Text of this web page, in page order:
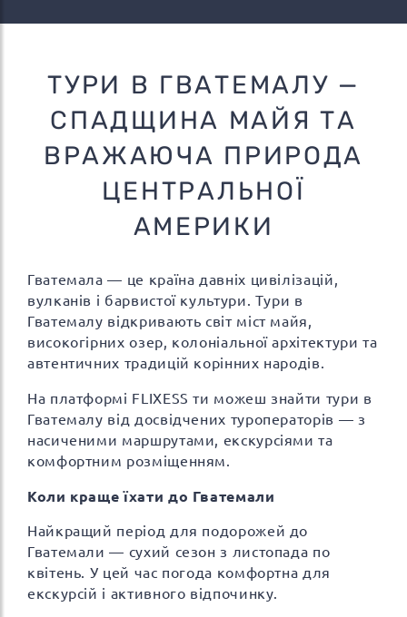
ТУРИ В ГВАТЕМАЛУ —
СПАДЩИНА МАЙЯ ТА
ВРАЖАЮЧА ПРИРОДА
ЦЕНТРАЛЬНОЇ
АМЕРИКИ
Гватемала — це країна давніх цивілізацій,
вулканів і барвистої культури. Тури в
Гватемалу відкривають світ міст майя,
високогірних озер, колоніальної архітектури та
автентичних традицій корінних народів.
На платформі FLIXESS ти можеш знайти тури в
Гватемалу від досвідчених туроператорів — з
насиченими маршрутами, екскурсіями та
комфортним розміщенням.
Коли краще їхати до Гватемали
Найкращий період для подорожей до
Гватемали — сухий сезон з листопада по
квітень. У цей час погода комфортна для
екскурсій і активного відпочинку.